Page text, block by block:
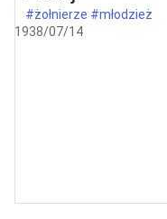
#żołnierze #młodzież
1938/07/14